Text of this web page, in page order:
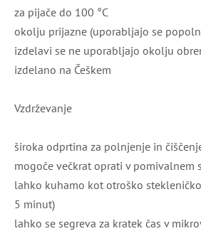
za pijače do 100 °C
okolju prijazne (uporabljajo se
izdelavi se ne uporabljajo okolju
izdelano na Češkem
Vzdrževanje
široka odprtina za polnjenje in
mogoče večkrat oprati v pomivalnem
lahko kuhamo kot otroško
5 minut)
lahko se segreva za kratek čas v